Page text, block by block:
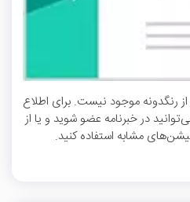
رنگدونه موجود نیست. برای اطلاع
در خبرنامه عضو شوید و یا از
مشابه استفاده کنید.